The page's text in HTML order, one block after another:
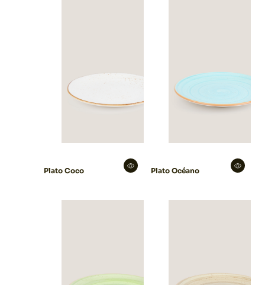
Plato Coco Plato Océano